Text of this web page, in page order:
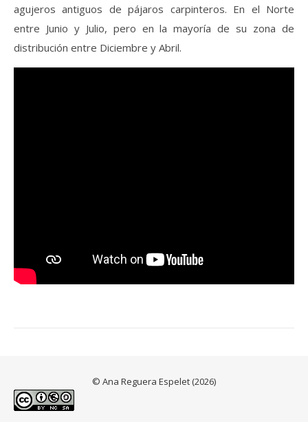
agujeros antiguos de pájaros carpinteros. En el Norte
entre Junio y Julio, pero en la mayoría de su zona de
distribución entre Diciembre y Abril.
© Ana Reguera Espelet (2026)